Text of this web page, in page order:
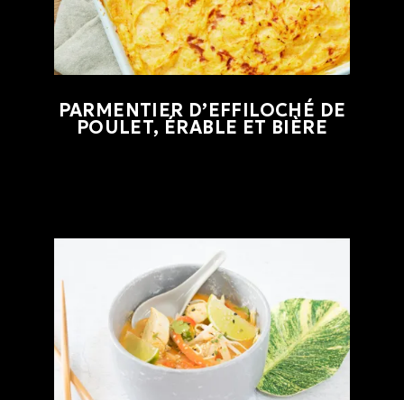
PARMENTIER D’EFFILOCHÉ DE
POULET, ÉRABLE ET BIÈRE